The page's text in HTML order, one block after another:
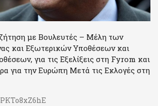
με Βουλευτές – Μέλη των
και Εξωτερικών Υποθέσεων και
για τις Εξελίξεις στη Fyrom και
για την Ευρώπη Μετά τις Εκλογές στη